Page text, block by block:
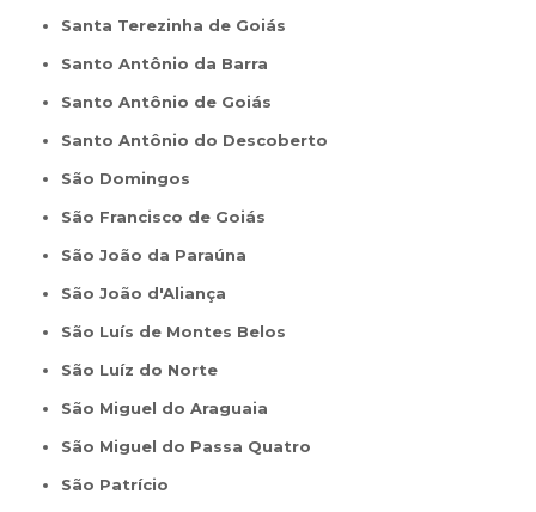
Santa Terezinha de Goiás
Santo Antônio da Barra
Santo Antônio de Goiás
Santo Antônio do Descoberto
São Domingos
São Francisco de Goiás
São João da Paraúna
São João d'Aliança
São Luís de Montes Belos
São Luíz do Norte
São Miguel do Araguaia
São Miguel do Passa Quatro
São Patrício